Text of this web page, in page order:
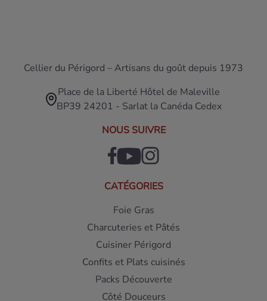
Cellier du Périgord – Artisans du goût depuis 1973
Place de la Liberté Hôtel de Maleville
BP39 24201 - Sarlat la Canéda Cedex
NOUS SUIVRE
CATÉGORIES
Foie Gras
Charcuteries et Pâtés
Cuisiner Périgord
Confits et Plats cuisinés
Packs Découverte
Côté Douceurs